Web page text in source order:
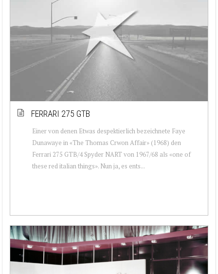
FERRARI 275 GTB
Einer von denen Etwas despektierlich bezeichnete Faye
Dunawaye in «The Thomas Crwon Affair» (1968) den
Ferrari 275 GTB/4 Spyder NART von 1967/68 als «one of
these red italian things». Nun ja, es ents...